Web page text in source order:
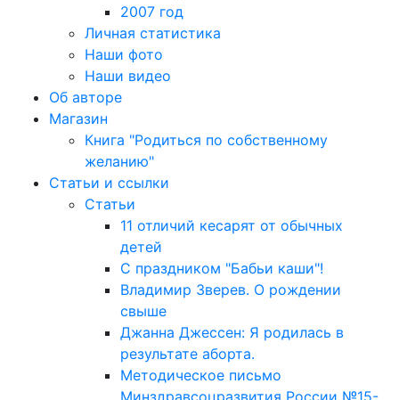
2007 год
Личная статистика
Наши фото
Наши видео
Об авторе
Магазин
Книга "Родиться по собственному
желанию"
Статьи и ссылки
Статьи
11 отличий кесарят от обычных
детей
С праздником "Бабьи каши"!
Владимир Зверев. О рождении
свыше
Джанна Джессен: Я родилась в
результате аборта.
Методическое письмо
Минздравсоцразвития России №15-